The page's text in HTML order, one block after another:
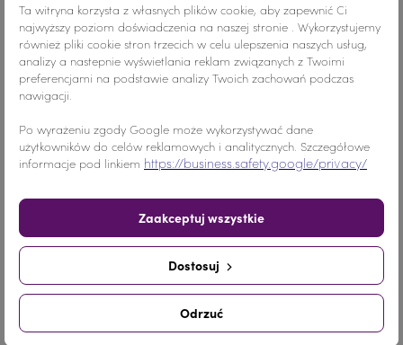
Materiał Szkło
Wymiary DUŻY ROZMIAR
Ilość
Nr.Kategorii 610b
- + Dodaj do koszyka
Udostępnij
Pinterest
Ta witryna korzysta z własnych plików cookie, aby zapewnić Ci
najwyższy poziom doświadczenia na naszej stronie . Wykorzystujemy
również pliki cookie stron trzecich w celu ulepszenia naszych usług,
analizy a nastepnie wyświetlania reklam związanych z Twoimi
preferencjami na podstawie analizy Twoich zachowań podczas
nawigacji.
Po wyrażeniu zgody Google może wykorzystywać dane
użytkowników do celów reklamowych i analitycznych. Szczegółowe
informacje pod linkiem https://business.safety.google/privacy/
Odrzuć
Dostosuj
Zaakceptuj wszystkie